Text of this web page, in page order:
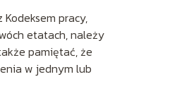
pracy,
etatach, należy
pamiętać, że
w jednym lub